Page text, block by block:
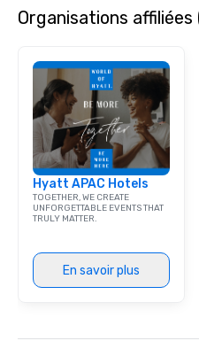
Organisations affiliées
Hyatt APAC Hotels
TOGETHER, WE CREATE
UNFORGETTABLE EVENTS THAT
TRULY MATTER.
En savoir plus